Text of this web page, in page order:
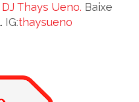
DJ Thays Ueno. Baixe
thaysueno